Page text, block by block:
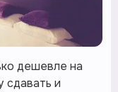
дешевле на
сдавать и